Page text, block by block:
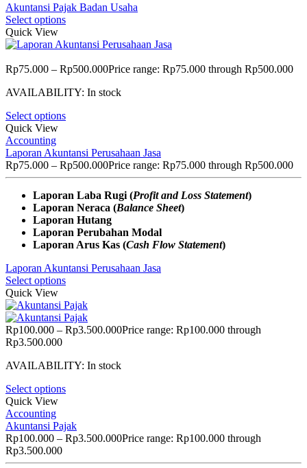
Akuntansi Pajak Badan Usaha
Select options
Quick View
Rp75.000 – Rp500.000Price range: Rp75.000 through Rp500.000
AVAILABILITY: In stock
Select options
Quick View
Accounting
Laporan Akuntansi Perusahaan Jasa
Rp75.000 – Rp500.000Price range: Rp75.000 through Rp500.000
Laporan Laba Rugi (Profit and Loss Statement)
Laporan Neraca (Balance Sheet)
Laporan Hutang
Laporan Perubahan Modal
Laporan Arus Kas (Cash Flow Statement)
Laporan Akuntansi Perusahaan Jasa
Select options
Quick View
Rp100.000 – Rp3.500.000Price range: Rp100.000 through
Rp3.500.000
AVAILABILITY: In stock
Select options
Quick View
Accounting
Akuntansi Pajak
Rp100.000 – Rp3.500.000Price range: Rp100.000 through
Rp3.500.000